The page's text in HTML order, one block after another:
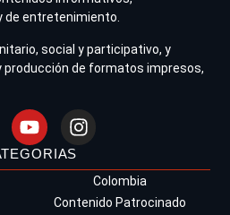
de entretenimiento.
social y participativo, y
producción de formatos impresos,
Colombia
Contenido Patrocinado